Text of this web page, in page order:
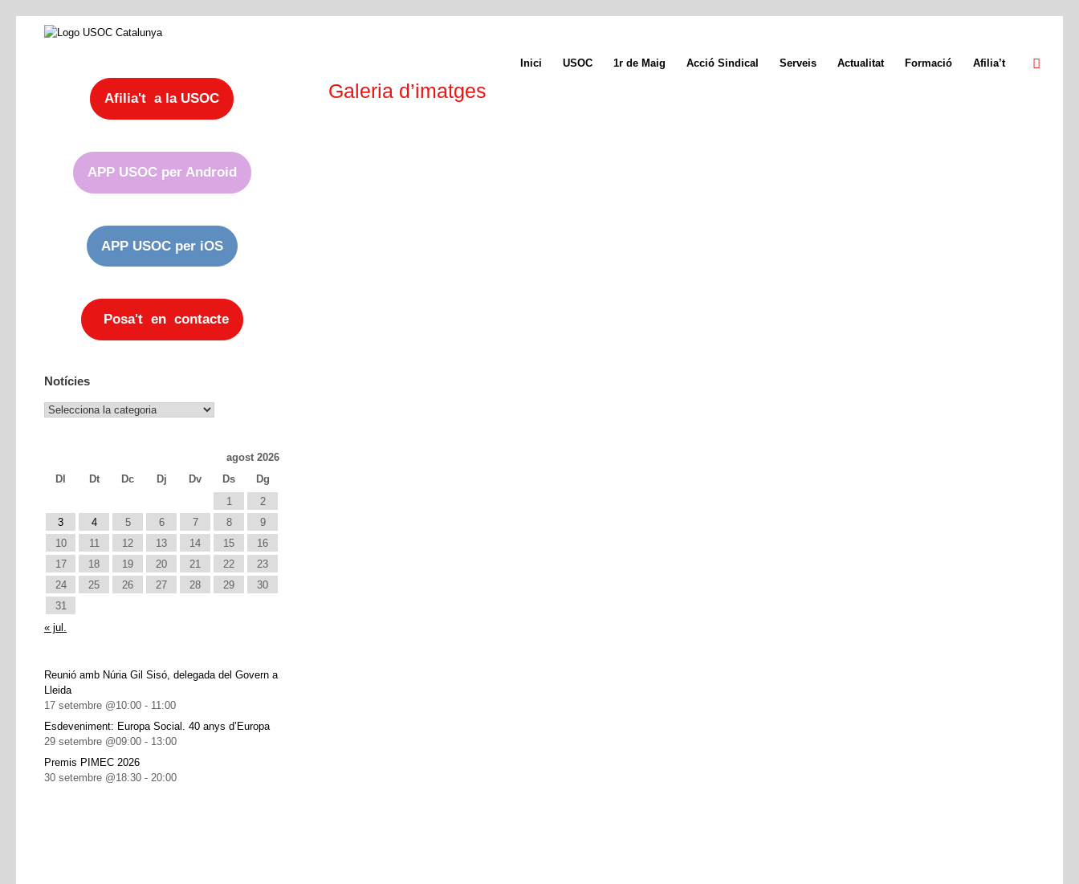
Inici USOC 1r de Maig Acció Sindical Serveis Actualitat Formació Afilia’t
Galeria d’imatges
Afilia't a la USOC
APP USOC per Android
APP USOC per iOS
Posa't en contacte
Notícies
Notícies
agost 2026
Dl
Dt Dc Dj Dv Ds
Dg
1
2
3
4 5 6 7 8
9
10
11 12 13 14 15
16
17
18 19 20 21 22
23
24
25 26 27 28 29
30
31
« jul.
Reunió amb Núria Gil Sisó, delegada del Govern a
Lleida
17 setembre @10:00 - 11:00
Esdeveniment: Europa Social. 40 anys d’Europa
29 setembre @09:00 - 13:00
Premis PIMEC 2026
30 setembre @18:30 - 20:00